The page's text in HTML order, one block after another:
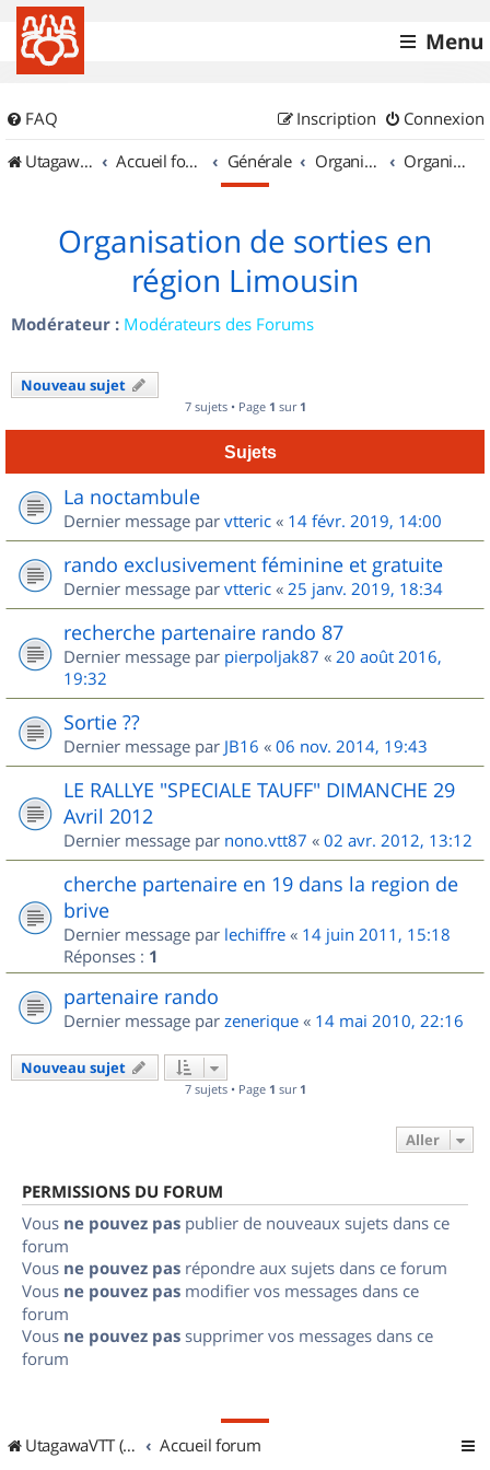
Menu
FAQ Connexion
Inscription
UtagawaVTT (Randos VTT et VTTAE avec traces GPS)
Accueil forum Générale Organisation de sorties & Recherche de partenaires Organisation de sorties en région Limousin
Organisation de sorties en
région Limousin
Modérateur : Modérateurs des Forums
Nouveau sujet
7 sujets • Page 1 sur 1
Sujets
La noctambule
Dernier message par vtteric « 14 févr. 2019, 14:00
rando exclusivement féminine et gratuite
Dernier message par vtteric « 25 janv. 2019, 18:34
recherche partenaire rando 87
Dernier message par pierpoljak87 « 20 août 2016,
19:32
Sortie ??
Dernier message par JB16 « 06 nov. 2014, 19:43
LE RALLYE "SPECIALE TAUFF" DIMANCHE 29
Avril 2012
Dernier message par nono.vtt87 « 02 avr. 2012, 13:12
cherche partenaire en 19 dans la region de
brive
Dernier message par lechiffre « 14 juin 2011, 15:18
Réponses : 1
partenaire rando
Dernier message par zenerique « 14 mai 2010, 22:16
Nouveau sujet
7 sujets • Page 1 sur 1
Aller
PERMISSIONS DU FORUM
Vous ne pouvez pas publier de nouveaux sujets dans ce
forum
Vous ne pouvez pas répondre aux sujets dans ce forum
Vous ne pouvez pas modifier vos messages dans ce
forum
Vous ne pouvez pas supprimer vos messages dans ce
forum
UtagawaVTT (Randos VTT et VTTAE avec traces GPS) Accueil forum